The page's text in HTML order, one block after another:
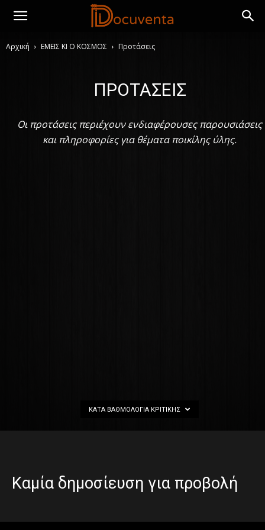
Αρχική ΕΜΕΙΣ ΚΙ Ο ΚΟΣΜΟΣ Προτάσεις
ΠΡΟΤΆΣΕΙΣ
Οι προτάσεις περιέχουν ενδιαφέρουσες παρουσιάσεις
και πληροφορίες για θέματα ποικίλης ύλης.
ΚΑΤΆ ΒΑΘΜΟΛΟΓΊΑ ΚΡΙΤΙΚΉΣ
Καμία δημοσίευση για προβολή